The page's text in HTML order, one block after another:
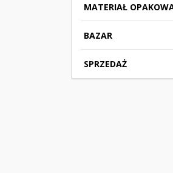
MATERIAŁ
BAZAR
SPRZEDAŻ